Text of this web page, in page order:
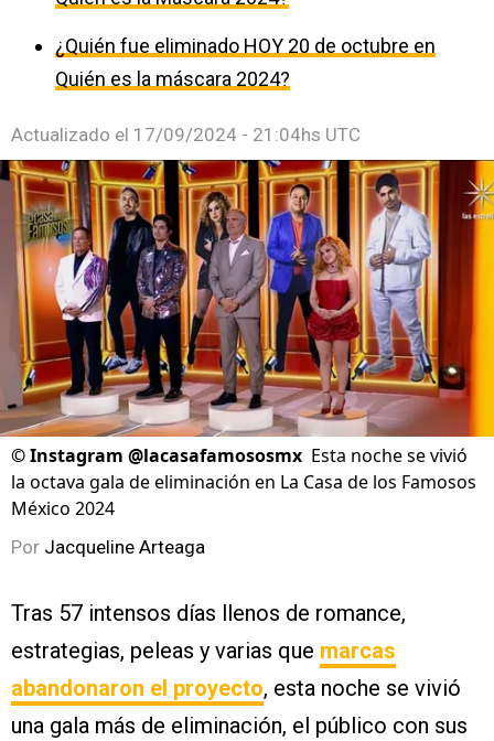
¿Quién fue eliminado HOY 20 de octubre en
Quién es la máscara 2024?
Actualizado el 17/09/2024 - 21:04hs UTC
©Instagram @lacasafamososmx Esta noche se vivió
la octava gala de eliminación en La Casa de los Famosos
México 2024
Por Jacqueline Arteaga
Tras 57 intensos días llenos de romance,
estrategias, peleas y varias que marcas
abandonaron el proyecto, esta noche se vivió
una gala más de eliminación, el público con sus